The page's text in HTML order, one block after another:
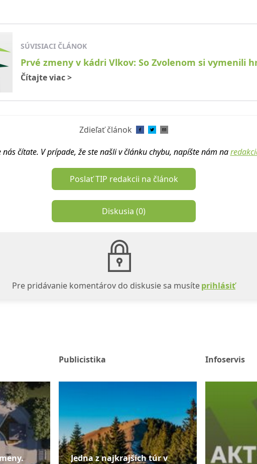
Odoberať
SÚVISIACI ČLÁNOK
Prvé zmeny v kádri Vlkov: So Zvolenom si vymenili
Čítajte viac>
Zdieľať článok
nás čítate. V prípade, že ste našli v článku chybu, napíšte nám na
Poslať TIP redakcii na článok
Diskusia (0)
Pre pridávanie komentárov do diskusie sa musíteprihlásiť
Publicistika
Jedna z najkrajších túr v
Infoservis